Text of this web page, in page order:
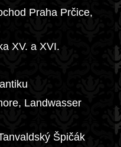
Praha Prčice,
XV. a XVI.
Landwasser
Špičák